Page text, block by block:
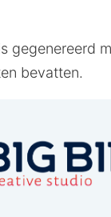
gegenereerd
bevatten.